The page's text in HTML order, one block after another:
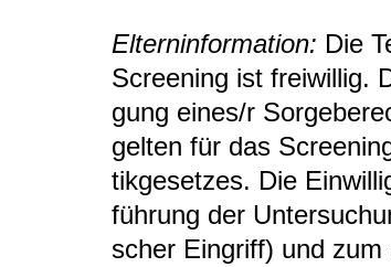
Eltern­in­for­ma­tion: Die
Scree­ning ist frei­wil­lig.
gung eines/r
gel­ten für das
tik­ge­set­zes. Die
füh­rung der
scher Ein­griff) und